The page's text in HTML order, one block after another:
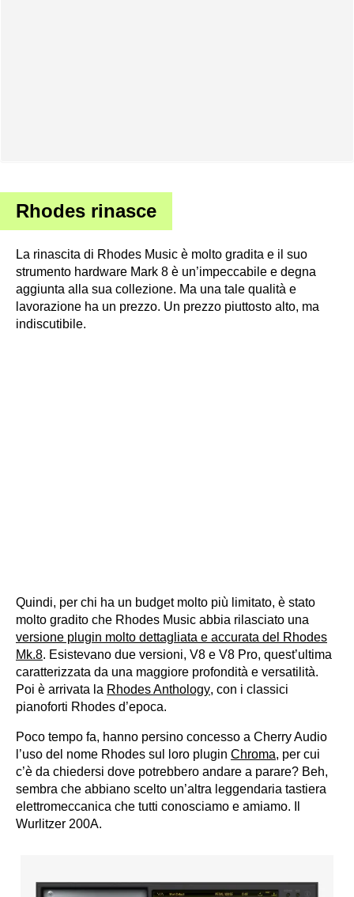
Rhodes rinasce
La rinascita di Rhodes Music è molto gradita e il suo
strumento hardware Mark 8 è un’impeccabile e degna
aggiunta alla sua collezione. Ma una tale qualità e
lavorazione ha un prezzo. Un prezzo piuttosto alto, ma
indiscutibile.
Quindi, per chi ha un budget molto più limitato, è stato
molto gradito che Rhodes Music abbia rilasciato una
versione plugin molto dettagliata e accurata del Rhodes
Mk.8. Esistevano due versioni, V8 e V8 Pro, quest’ultima
caratterizzata da una maggiore profondità e versatilità.
Poi è arrivata la Rhodes Anthology, con i classici
pianoforti Rhodes d’epoca.
Poco tempo fa, hanno persino concesso a Cherry Audio
l’uso del nome Rhodes sul loro plugin Chroma, per cui
c’è da chiedersi dove potrebbero andare a parare? Beh,
sembra che abbiano scelto un’altra leggendaria tastiera
elettromeccanica che tutti conosciamo e amiamo. Il
Wurlitzer 200A.